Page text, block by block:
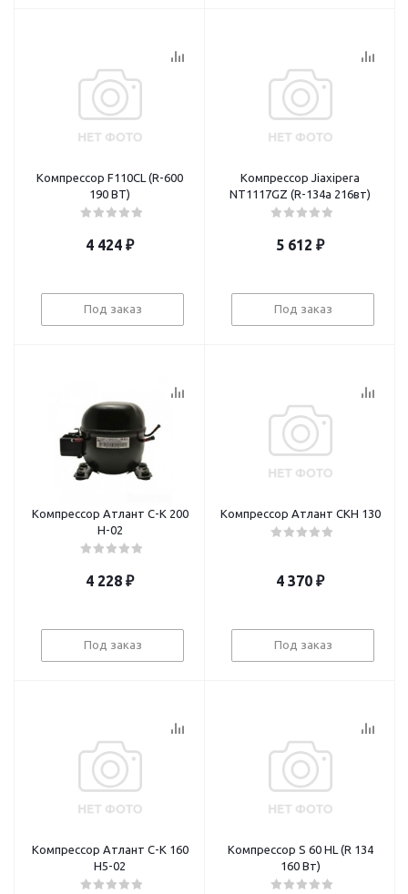
Компрессор F110CL (R-600
190 BT)
4 424 ₽
Под заказ
Компрессор Jiaxipera
NТ1117GZ (R-134а 216вт)
5 612 ₽
Под заказ
Компрессор Атлант С-К 200
Н-02
4 228 ₽
Под заказ
Компрессор Атлант СКН 130
4 370 ₽
Под заказ
Компрессор Атлант С-К 160
Н5-02
Компрессор S 60 HL (R 134
160 Bт)